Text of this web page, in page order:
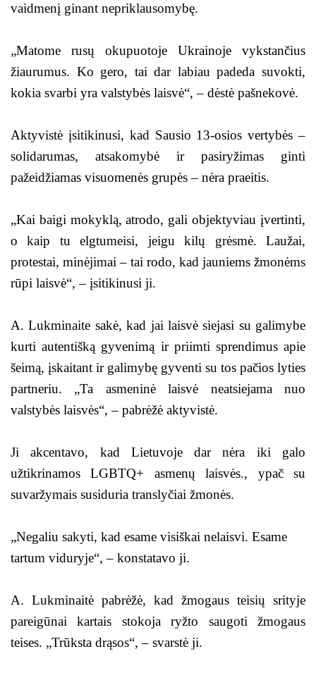
vaidmenį ginant nepriklausomybę.
„Matome rusų okupuotoje Ukrainoje vykstančius
žiaurumus. Ko gero, tai dar labiau padeda suvokti,
kokia svarbi yra valstybės laisvė“, – dėstė pašnekovė.
Aktyvistė įsitikinusi, kad Sausio 13-osios vertybės –
solidarumas, atsakomybė ir pasiryžimas ginti
pažeidžiamas visuomenės grupės – nėra praeitis.
„Kai baigi mokyklą, atrodo, gali objektyviau įvertinti,
o kaip tu elgtumeisi, jeigu kilų grėsmė. Laužai,
protestai, minėjimai – tai rodo, kad jauniems žmonėms
rūpi laisvė“, – įsitikinusi ji.
A. Lukminaite sakė, kad jai laisvė siejasi su galimybe
kurti autentišką gyvenimą ir priimti sprendimus apie
šeimą, įskaitant ir galimybę gyventi su tos pačios lyties
partneriu. „Ta asmeninė laisvė neatsiejama nuo
valstybės laisvės“, – pabrėžė aktyvistė.
Ji akcentavo, kad Lietuvoje dar nėra iki galo
užtikrinamos LGBTQ+ asmenų laisvės., ypač su
suvaržymais susiduria translyčiai žmonės.
„Negaliu sakyti, kad esame visiškai nelaisvi. Esame
tartum viduryje“, – konstatavo ji.
A. Lukminaitė pabrėžė, kad žmogaus teisių srityje
pareigūnai kartais stokoja ryžto saugoti žmogaus
teises. „Trūksta drąsos“, – svarstė ji.